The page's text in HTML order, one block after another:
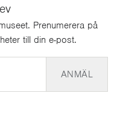
Prenumerera på
till din e-post.
ANMÄL